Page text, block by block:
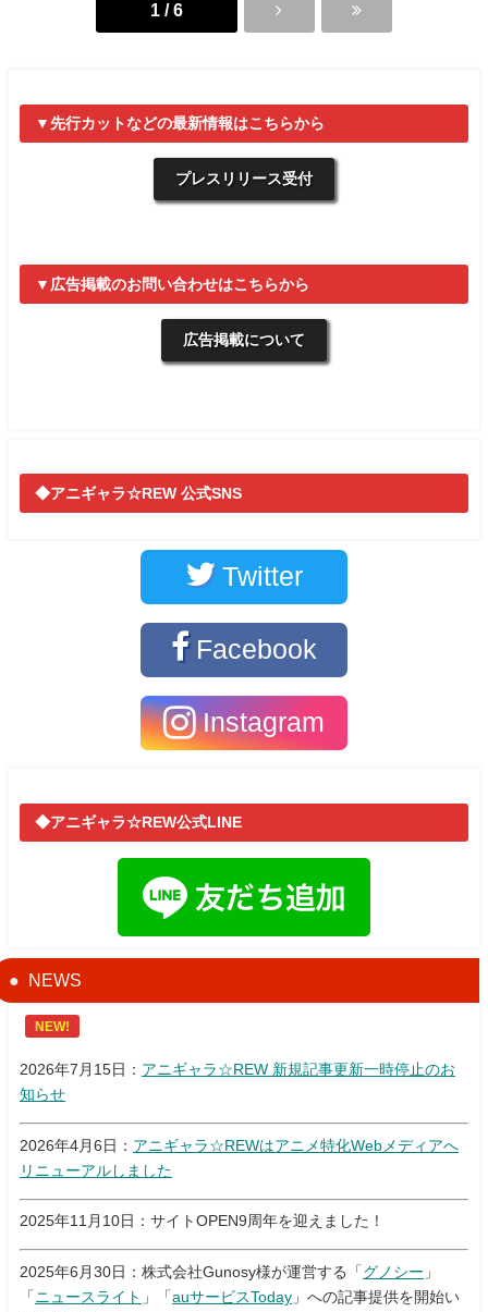
1 / 6
▼先行カットなどの最新情報はこちらから
プレスリリース受付
▼広告掲載のお問い合わせはこちらから
広告掲載について
◆アニギャラ☆REW 公式SNS
Twitter
Facebook
Instagram
◆アニギャラ☆REW公式LINE
NEWS
NEW!
2026年7月15日： アニギャラ☆REW 新規記事更新一時停止のお
知らせ
2026年4月6日： アニギャラ☆REWはアニメ特化Webメディアへ
リニューアルしました
2025年11月10日：サイトOPEN9周年を迎えました！
2025年6月30日：株式会社Gunosy様が運営する「 グノシー 」
「 ニュースライト 」「auサービスToday 」への記事提供を開始い